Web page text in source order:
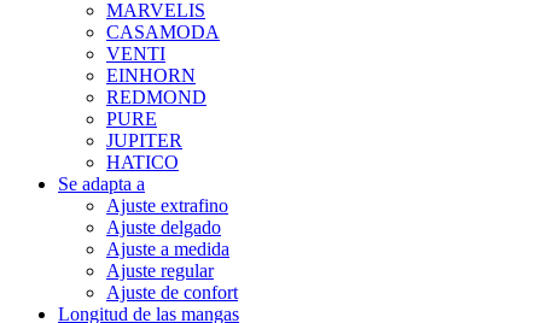
MARVELIS
CASAMODA
VENTI
EINHORN
REDMOND
PURE
JUPITER
HATICO
Se adapta a
Ajuste extrafino
Ajuste delgado
Ajuste a medida
Ajuste regular
Ajuste de confort
Longitud de las mangas